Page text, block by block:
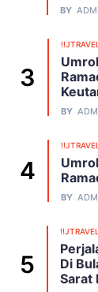
BY
BY
BY
Di
Sarat